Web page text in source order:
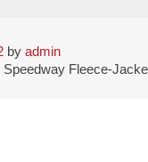
by admin
Fleece-Jacke